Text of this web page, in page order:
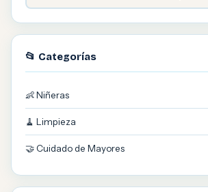
📂 Categorías
👶 Niñeras
🧹 Limpieza
🤝 Cuidado de Mayores